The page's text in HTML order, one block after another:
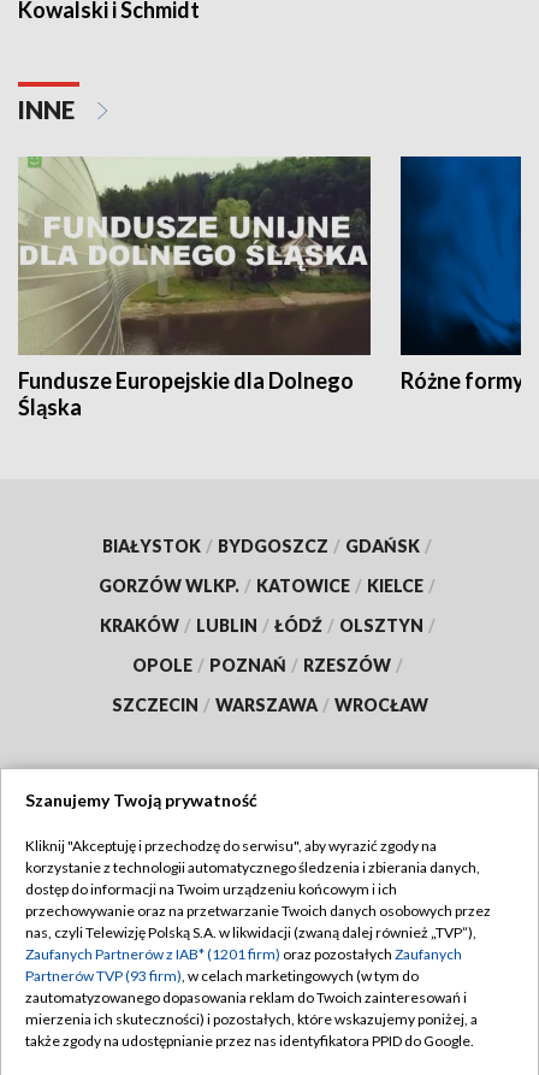
Kowalski i Schmidt
INNE
Fundusze Europejskie dla Dolnego
Śląska
Różne formy
BIAŁYSTOK / BYDGOSZCZ / GDAŃSK /
GORZÓW WLKP. / KATOWICE / KIELCE /
KRAKÓW / LUBLIN / ŁÓDŹ / OLSZTYN /
OPOLE / POZNAŃ / RZESZÓW /
SZCZECIN / WARSZAWA / WROCŁAW
TVP
Abonament TVP
Emisja w TVP
Centrum informacji TVP
Naziemna Telewizja Cyfrowa
Regulamin TVP
Polityka prywatności
Moje zgody
Pomoc
Szanujemy Twoją prywatność
Kliknij "Akceptuję i przechodzę do serwisu", aby wyrazić zgody na
korzystanie z technologii automatycznego śledzenia i zbierania danych,
dostęp do informacji na Twoim urządzeniu końcowym i ich
przechowywanie oraz na przetwarzanie Twoich danych osobowych przez
nas, czyli Telewizję Polską S.A. w likwidacji (zwaną dalej również „TVP”),
Zaufanych Partnerów z IAB* (1201 firm) oraz pozostałych Zaufanych
Partnerów TVP (93 firm), w celach marketingowych (w tym do
zautomatyzowanego dopasowania reklam do Twoich zainteresowań i
mierzenia ich skuteczności) i pozostałych, które wskazujemy poniżej, a
także zgody na udostępnianie przez nas identyfikatora PPID do Google.